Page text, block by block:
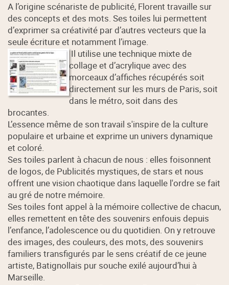
A l’origine scénariste de publicité, Florent travaille sur
des concepts et des mots. Ses toiles lui permettent
d’exprimer sa créativité par d’autres vecteurs que la
seule écriture et notamment l’image.
Il utilise une technique mixte de
collage et d’acrylique avec des
morceaux d’affiches récupérés soit
directement sur les murs de Paris, soit
dans le métro, soit dans des
brocantes.
L’essence même de son travail s'inspire de la culture
populaire et urbaine et exprime un univers dynamique
et coloré.
Ses toiles parlent à chacun de nous : elles foisonnent
de logos, de Publicités mystiques, de stars et nous
offrent une vision chaotique dans laquelle l'ordre se fait
au gré de notre mémoire.
Ses toiles font appel à la mémoire collective de chacun,
elles remettent en tête des souvenirs enfouis depuis
l’enfance, l’adolescence ou du quotidien. On y retrouve
des images, des couleurs, des mots, des souvenirs
familiers transfigurés par le sens créatif de ce jeune
artiste, Batignollais pur souche exilé aujourd’hui à
Marseille.